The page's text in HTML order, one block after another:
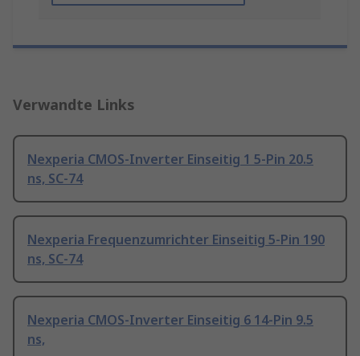
Verwandte Links
Nexperia CMOS-Inverter Einseitig 1 5-Pin 20.5
ns, SC-74
Nexperia Frequenzumrichter Einseitig 5-Pin 190
ns, SC-74
Nexperia CMOS-Inverter Einseitig 6 14-Pin 9.5
ns,